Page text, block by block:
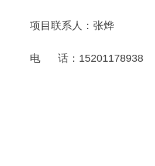
项目联系人：张烨
电 话：15201178938